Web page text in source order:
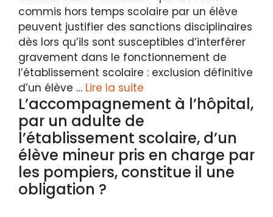
commis hors temps scolaire par un élève
peuvent justifier des sanctions disciplinaires
dès lors qu’ils sont susceptibles d’interférer
gravement dans le fonctionnement de
l’établissement scolaire : exclusion définitive
d’un élève … Lire la suite
L’accompagnement à l’hôpital,
par un adulte de
l’établissement scolaire, d’un
élève mineur pris en charge par
les pompiers, constitue il une
obligation ?